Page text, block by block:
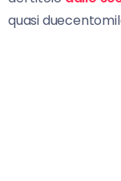
quasi